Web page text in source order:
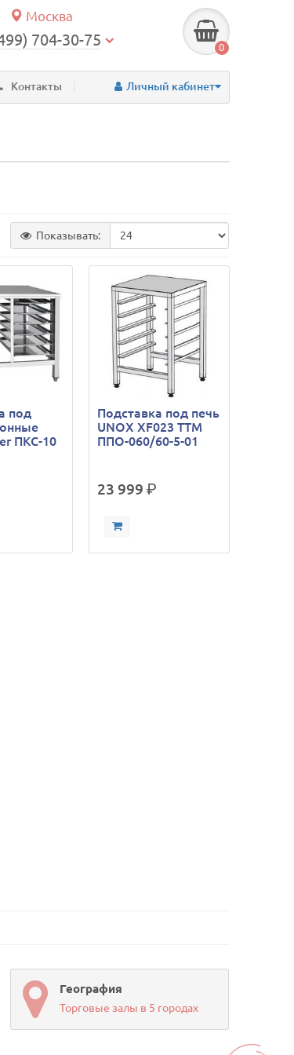
Москва
704-30-75 0
Контакты Личный кабинет
Показывать:
под
ПКС-10
Подставка под печь
UNOX XF023 ТТМ
ППО-060/60-5-01
23 999 р.
География
Торговые залы в 5 городах